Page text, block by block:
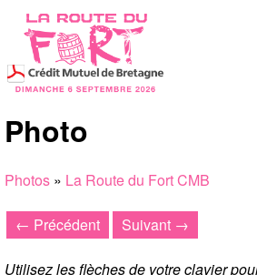
Photo
Photos » La Route du Fort CMB
← Précédent Suivant →
Utilisez les flèches de votre clavier